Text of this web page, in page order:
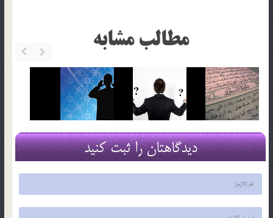
مطالب مشابه
دیدگاهتان را ثبت کنید